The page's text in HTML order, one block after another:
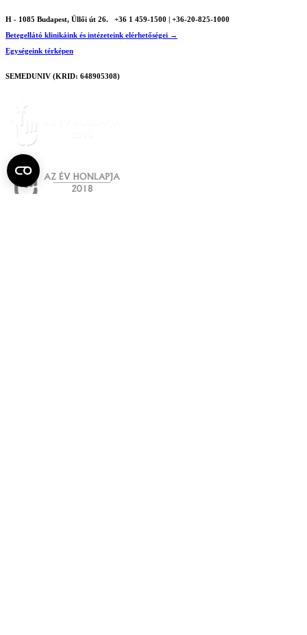
H - 1085 Budapest, Üllői út 26.
+36 1 459-1500 | +36-20-825-1000
Betegellátó klinikáink és intézeteink elérhetőségei →
Egységeink térképen
SEMEDUNIV (KRID: 648905308)